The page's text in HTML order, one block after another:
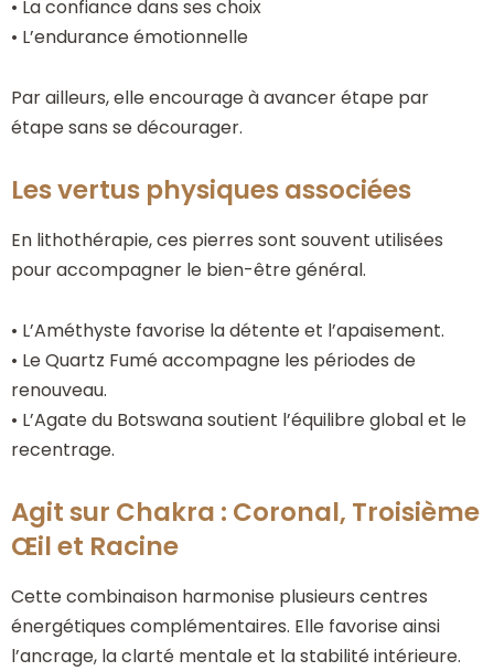
• La confiance dans ses choix
• L’endurance émotionnelle
Par ailleurs, elle encourage à avancer étape par
étape sans se décourager.
Les vertus physiques associées
En lithothérapie, ces pierres sont souvent utilisées
pour accompagner le bien-être général.
• L’Améthyste favorise la détente et l’apaisement.
• Le Quartz Fumé accompagne les périodes de
renouveau.
• L’Agate du Botswana soutient l’équilibre global et le
recentrage.
Agit sur Chakra : Coronal, Troisième
Œil et Racine
Cette combinaison harmonise plusieurs centres
énergétiques complémentaires. Elle favorise ainsi
l’ancrage, la clarté mentale et la stabilité intérieure.